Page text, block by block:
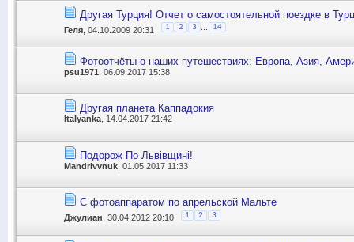
Другая Турция! Отчет о самостоятельной поездке в
Геля , 04.10.2009 20:31 1 2 3 14
Фотоотчёты о наших путешествиях: Европа, Азия,
psu1971 , 06.09.2017 15:38
Другая планета Каппадокия
Italyanka, 14.04.2017 21:42
Подорож По Львівщині!
Mandrivvnuk , 01.05.2017 11:33
С фотоаппаратом по апрельской Мальте
Джулиан , 30.04.2012 20:10 1 2 3